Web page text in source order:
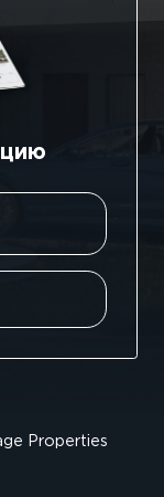
Properties